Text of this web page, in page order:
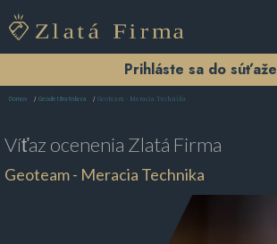
Prihláste sa do súťaže
Domov Geodet Bratislava Geoteam - Meracia Technika
Víťaz ocenenia Zlatá Firma
Geoteam - Meracia Technika